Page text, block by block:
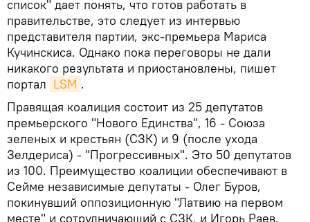
список" дает понять, что готов работать в
правительстве, это следует из интервью
представителя партии, экс-премьера Мариса
Кучинскиса. Однако пока переговоры не дали
никакого результата и приостановлены, пишет
портал LSM .
Правящая коалиция состоит из 25 депутатов
премьерского "Нового Единства", 16 - Союза
зеленых и крестьян (СЗК) и 9 (после ухода
Зелдериса) - "Прогрессивных". Это 50 депутатов
из 100. Преимущество коалиции обеспечивают в
Сейме независимые депутаты - Олег Буров,
покинувший оппозиционную "Латвию на первом
месте" и сотрудничающий с СЗК, и Игорь Раев,